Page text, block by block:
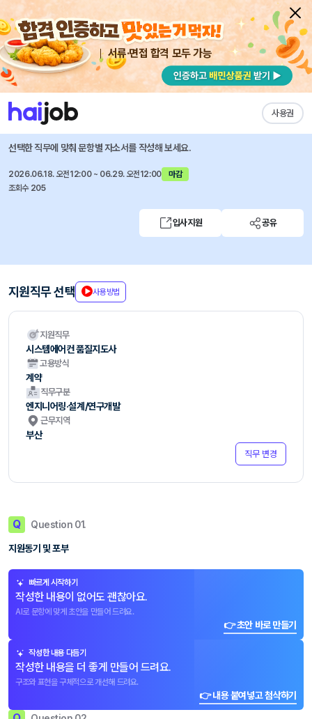
서류·면접 합격 모두 가능
사용권
채용공고 자소서 자유항목 자소서 내 작성목록
삼성전자로지텍 즐겨찾기
시스템에어컨 품질지도사(계약직) 채용
선택한 직무에 맞춰 문항별 자소서를 작성해 보세요.
2026.06.18. 오전12:00 ~ 06.29. 오전12:00
마감
조회수 205
입사지원 공유
지원직무 선택 사용방법
지원직무
시스템에어컨 품질지도사
고용방식
계약
직무구분
엔지니어링·설계/연구개발
근무지역
부산
직무 변경
Q Question 01.
지원동기 및 포부
빠르게 시작하기
작성한 내용이 없어도 괜찮아요.
AI로 문항에 맞게 초안을 만들어 드려요.
👉 초안 바로 만들기
작성한 내용 다듬기
작성한 내용을 더 좋게 만들어 드려요.
구조와 표현을 구체적으로 개선해 드려요.
👉 내용 붙여넣고 첨삭하기